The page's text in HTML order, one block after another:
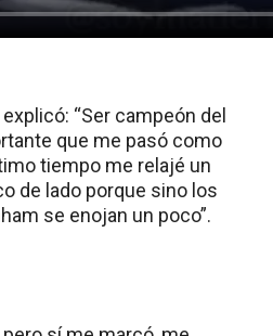
“Ser campeón del
que me pasó como
tiempo me relajé un
de lado porque sino los
se enojan un poco”.